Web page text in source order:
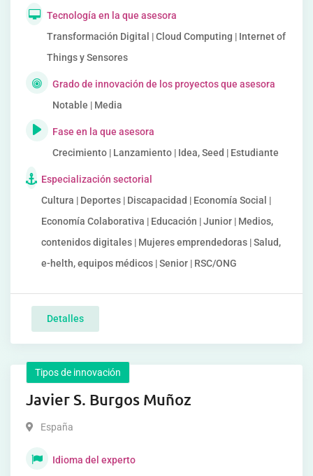
Tecnología en la que asesora
Transformación Digital | Cloud Computing | Internet of
Things y Sensores
Grado de innovación de los proyectos que asesora
Notable | Media
Fase en la que asesora
Crecimiento | Lanzamiento | Idea, Seed | Estudiante
Especialización sectorial
Cultura | Deportes | Discapacidad | Economía Social |
Economía Colaborativa | Educación | Junior | Medios,
contenidos digitales | Mujeres emprendedoras | Salud,
e-helth, equipos médicos | Senior | RSC/ONG
Detalles
Tipos de innovación
Javier S. Burgos Muñoz
España
Idioma del experto